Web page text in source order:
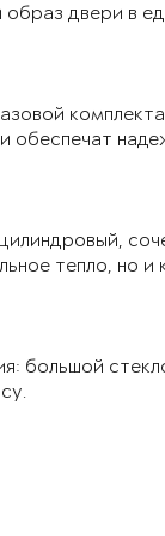
двери в
обеспечат
тепло, но
большой